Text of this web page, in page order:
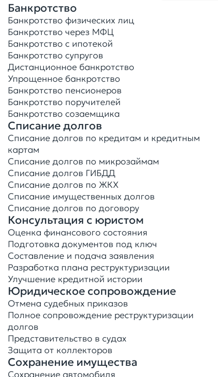
Банкротство
Банкротство физических лиц
Банкротство через МФЦ
Банкротство с ипотекой
Банкротство супругов
Дистанционное банкротство
Упрощенное банкротство
Банкротство пенсионеров
Банкротство поручителей
Банкротство созаемщика
Списание долгов
Списание долгов по кредитам и кредитным
картам
Списание долгов по микрозаймам
Списание долгов ГИБДД
Списание долгов по ЖКХ
Списание имущественных долгов
Списание долгов по договору
Консультация с юристом
Оценка финансового состояния
Подготовка документов под ключ
Составление и подача заявления
Разработка плана реструктуризации
Улучшение кредитной истории
Юридическое сопровождение
Отмена судебных приказов
Полное сопровождение реструктуризации
долгов
Представительство в судах
Защита от коллекторов
Сохранение имущества
Сохранение автомобиля